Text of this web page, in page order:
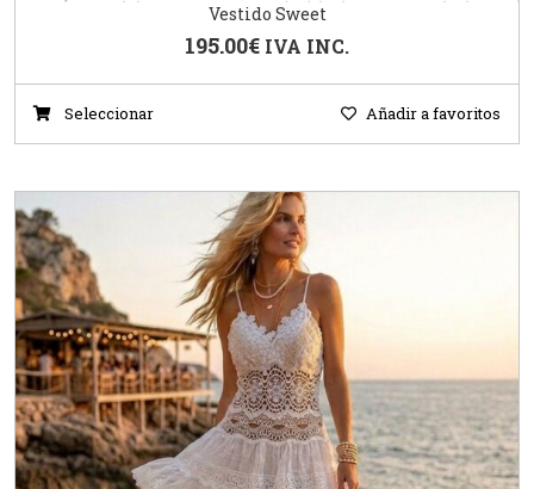
Vestido Sweet
195.00€ IVA INC.
Seleccionar Añadir a favoritos